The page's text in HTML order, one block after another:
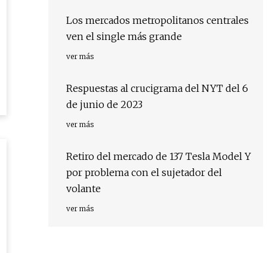
Los mercados metropolitanos centrales
ven el single más grande
ver más
Respuestas al crucigrama del NYT del 6
de junio de 2023
ver más
Retiro del mercado de 137 Tesla Model Y
por problema con el sujetador del
volante
ver más